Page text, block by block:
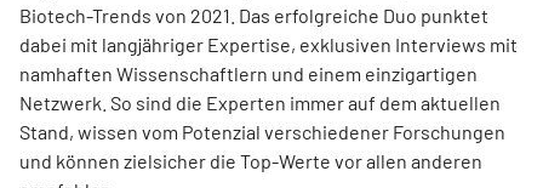
Biotech-Trends von 2021. Das erfolgreiche Duo punktet
dabei mit langjähriger Expertise, exklusiven Interviews mit
namhaften Wissenschaftlern und einem einzigartigen
Netzwerk. So sind die Experten immer auf dem aktuellen
Stand, wissen vom Potenzial verschiedener Forschungen
und können zielsicher die Top-Werte vor allen anderen